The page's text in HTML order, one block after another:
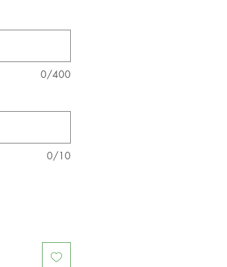
0/400
0/10